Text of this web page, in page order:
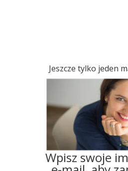
Jeszcze tylko jeden
Wpisz swoje